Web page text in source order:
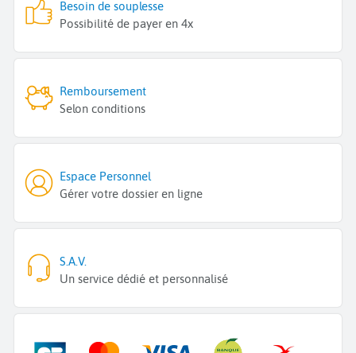
Besoin de souplesse
Possibilité de payer en 4x
Remboursement
Selon conditions
Espace Personnel
Gérer votre dossier en ligne
S.A.V.
Un service dédié et personnalisé